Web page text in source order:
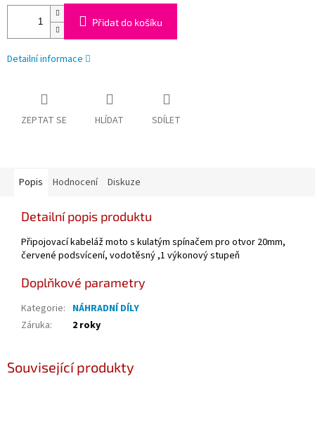
Přidat do košíku
Detailní informace
ZEPTAT SE HLÍDAT SDÍLET
Popis Hodnocení Diskuze
Detailní popis produktu
Připojovací kabeláž moto s kulatým spínačem pro otvor 20mm,
červené podsvícení, vodotěsný ,1 výkonový stupeň
Doplňkové parametry
Kategorie: NÁHRADNÍ DÍLY
Záruka: 2 roky
Související produkty